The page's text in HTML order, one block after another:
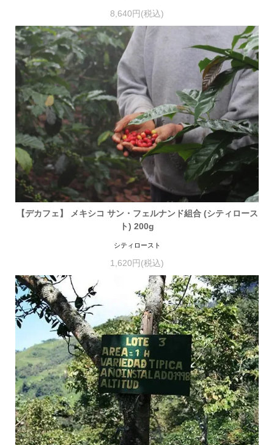
8,640円(税込)
【デカフェ】 メキシコ サン・フェルナンド組合 (シティロース
ト) 200g
シティロースト
1,620円(税込)